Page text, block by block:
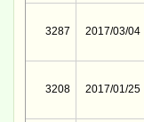
2017/03/04
3287
2017/01/25
3208